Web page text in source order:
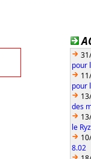
pour
pour
des
le
8.02